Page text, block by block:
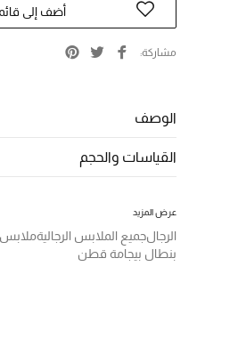
أضف إلى
مشاركة
الوصف
القياسات والحجم
عرض المزيد
الرجالجميع الملابس الرجاليةملابس
بنطال بيجامة قطن